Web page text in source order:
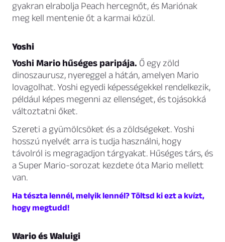
gyakran elrabolja Peach hercegnőt, és Mariónak
meg kell mentenie őt a karmai közül.
Yoshi
Yoshi Mario hűséges paripája. Ő egy zöld
dinoszaurusz, nyereggel a hátán, amelyen Mario
lovagolhat. Yoshi egyedi képességekkel rendelkezik,
például képes megenni az ellenséget, és tojásokká
változtatni őket.
Szereti a gyümölcsöket és a zöldségeket. Yoshi
hosszú nyelvét arra is tudja használni, hogy
távolról is megragadjon tárgyakat. Hűséges társ, és
a Super Mario-sorozat kezdete óta Mario mellett
van.
Ha tészta lennél, melyik lennél? Töltsd ki ezt a kvízt,
hogy megtudd!
Wario és Waluigi